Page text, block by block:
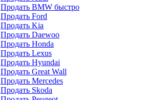
Продать BMW быстро
Продать Ford
Продать Kia
Продать Daewoo
Продать Honda
Продать Lexus
Продать Hyundai
Продать Great Wall
Продать Mercedes
Продать Skoda